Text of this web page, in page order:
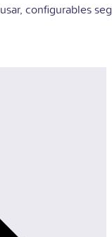
configurables